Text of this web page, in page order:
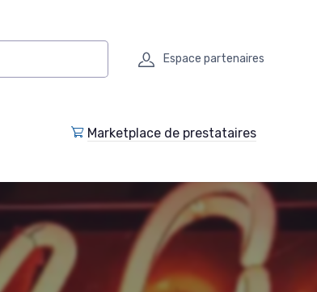
Espace partenaires
Marketplace de prestataires